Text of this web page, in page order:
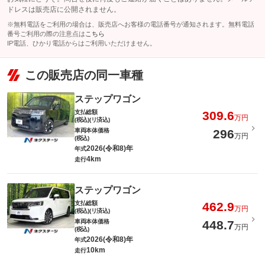
ドレスは販売店に公開されません。
※無料電話をご利用の場合は、販売店へお客様の電話番号が通知されます。無料電話
番号ご利用の際の注意点は こちら
IP電話、ひかり電話からはご利用いただけません。
この販売店の同一車種
ステップワゴン
支払総額
(税込)(リ済込)
309.6万円
車両本体価格
(税込)
296万円
年式2026(令和8)年
走行4km
ステップワゴン
支払総額
(税込)(リ済込)
462.9万円
車両本体価格
(税込)
448.7万円
年式2026(令和8)年
走行10km